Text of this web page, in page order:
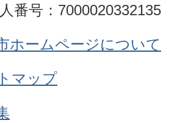
番号：7000020332135
ホームページについて
マップ